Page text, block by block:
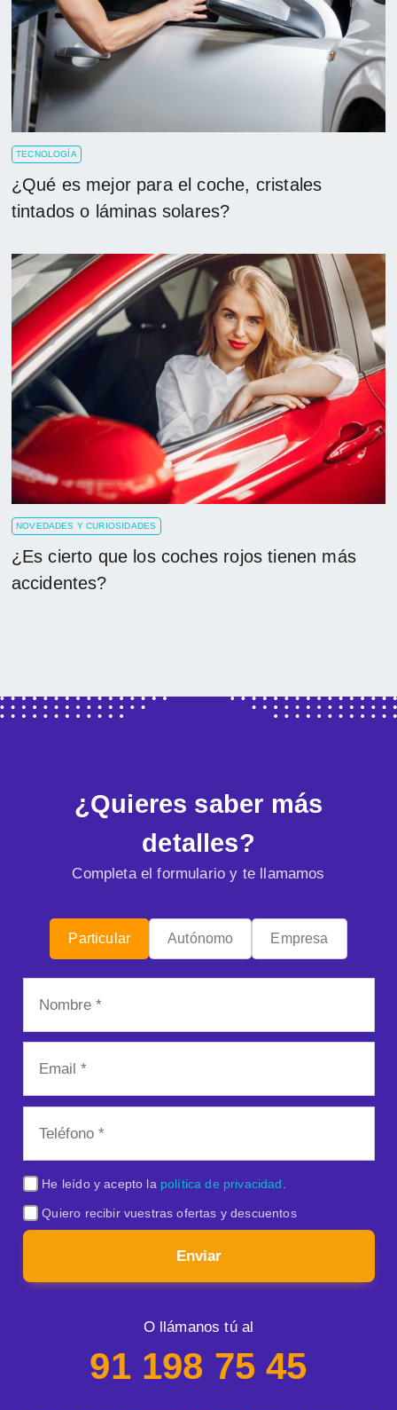
TECNOLOGÍA
¿Qué es mejor para el coche, cristales
tintados o láminas solares?
NOVEDADES Y CURIOSIDADES
¿Es cierto que los coches rojos tienen más
accidentes?
¿Quieres saber más
detalles?
Completa el formulario y te llamamos
Particular Autónomo Empresa
He leído y acepto la política de privacidad
Quiero recibir vuestras ofertas y descuentos
Enviar
O llámanos tú al
91 198 75 45